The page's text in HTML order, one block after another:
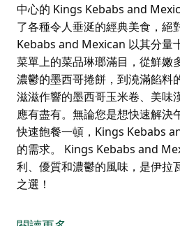
中心的 Kings Kebabs and
了各種令人垂涎的經典美食，絕
Kebabs and Mexican 以其分量
菜單上的菜品琳瑯滿目，從鮮嫩
濃鬱的墨西哥捲餅，到澆滿餡料
滋滋作響的墨西哥玉米卷、美味
應有盡有。無論您是想快速解決
快速飽餐一頓，Kings Kebabs
的需求。 Kings Kebabs and
利、優質和濃鬱的風味，是伊拉
之選！
中心的 Kings Kebabs and